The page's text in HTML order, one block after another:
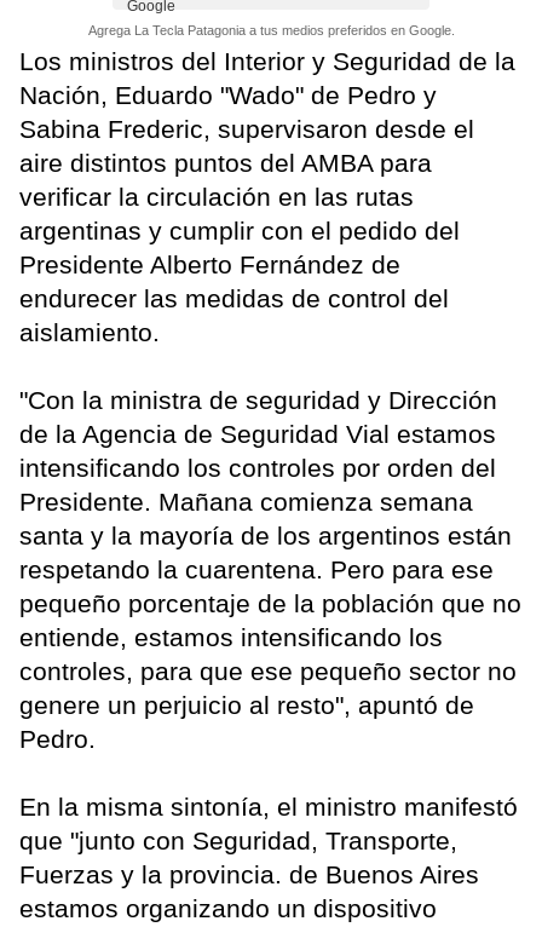
Agrega La Tecla Patagonia a tus medios preferidos en Google.
Los ministros del Interior y Seguridad de la
Nación, Eduardo "Wado" de Pedro y
Sabina Frederic, supervisaron desde el
aire distintos puntos del AMBA para
verificar la circulación en las rutas
argentinas y cumplir con el pedido del
Presidente Alberto Fernández de
endurecer las medidas de control del
aislamiento.
"Con la ministra de seguridad y Dirección
de la Agencia de Seguridad Vial estamos
intensificando los controles por orden del
Presidente. Mañana comienza semana
santa y la mayoría de los argentinos están
respetando la cuarentena. Pero para ese
pequeño porcentaje de la población que no
entiende, estamos intensificando los
controles, para que ese pequeño sector no
genere un perjuicio al resto", apuntó de
Pedro.
En la misma sintonía, el ministro manifestó
que "junto con Seguridad, Transporte,
Fuerzas y la provincia. de Buenos Aires
estamos organizando un dispositivo